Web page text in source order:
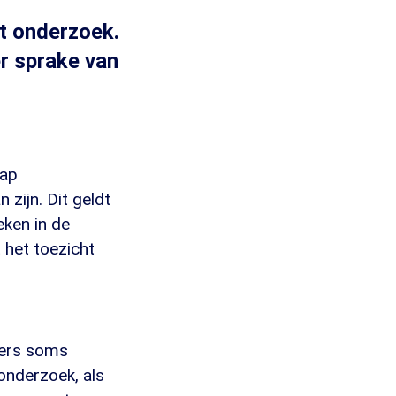
onderzoek.
sprake van
zijn. Dit geldt
in de
het toezicht
soms
als